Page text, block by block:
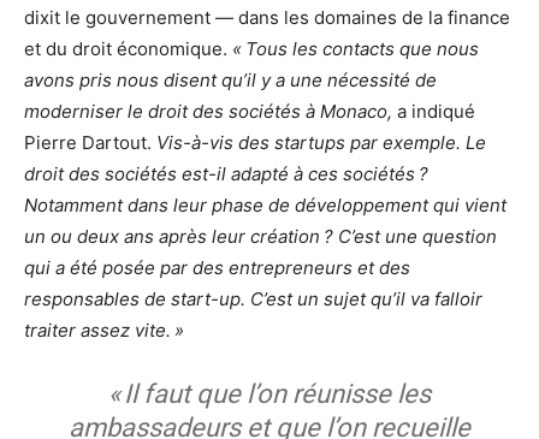
dixit le gouvernement — dans les domaines de la finance
et du droit économique. « Tous les contacts que nous
avons pris nous disent qu’il y a une nécessité de
moderniser le droit des sociétés à Monaco, a indiqué
Pierre Dartout. Vis-à-vis des startups par exemple. Le
droit des sociétés est-il adapté à ces sociétés ?
Notamment dans leur phase de développement qui vient
un ou deux ans après leur création ? C’est une question
qui a été posée par des entrepreneurs et des
responsables de start-up. C’est un sujet qu’il va falloir
traiter assez vite. »
« Il faut que l’on réunisse les
ambassadeurs et que l’on recueille